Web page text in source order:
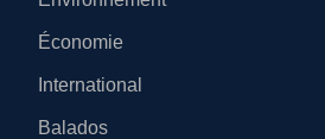
Économie
International
Balados